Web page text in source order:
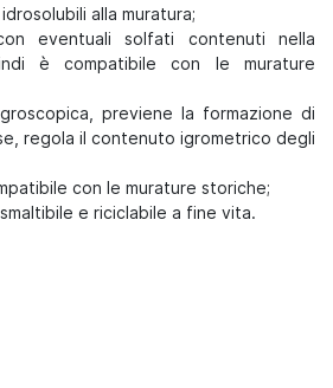
alla muratura;
eventuali solfati contenuti nella
è compatibile con le murature
previene la formazione di
regola il contenuto igrometrico degli
con le murature storiche;
e riciclabile a fine vita.